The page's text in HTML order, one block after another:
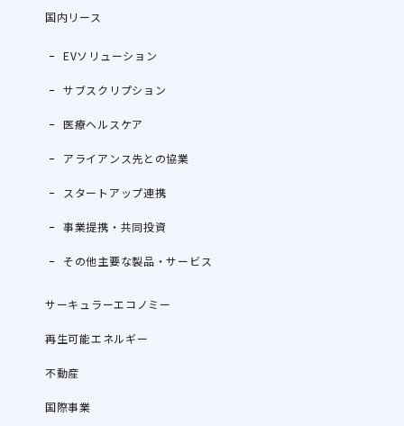
国内リース
EVソリューション
サブスクリプション
医療ヘルスケア
アライアンス先との協業
スタートアップ連携
事業提携・共同投資
その他主要な製品・サービス
サーキュラーエコノミー
再生可能エネルギー
不動産
国際事業